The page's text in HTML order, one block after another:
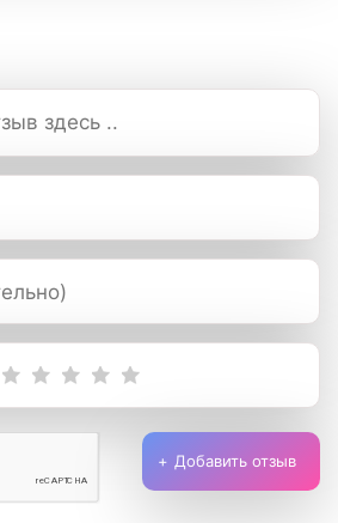
Добавить отзыв